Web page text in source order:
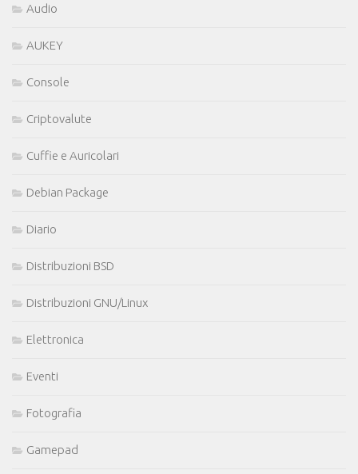
Audio
AUKEY
Console
Criptovalute
Cuffie e Auricolari
Debian Package
Diario
Distribuzioni BSD
Distribuzioni GNU/Linux
Elettronica
Eventi
Fotografia
Gamepad